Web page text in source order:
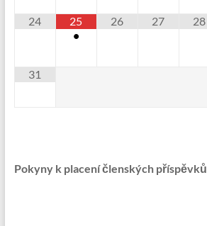
24
25
•
26 27 28
31
Pokyny k placení členských příspěvků